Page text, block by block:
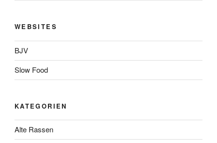
WEBSITES
BJV
Slow Food
KATEGORIEN
Alte Rassen